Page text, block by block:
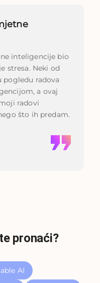
inteligencije bio
stresa. Neki od
radova
a ovaj
radovi
što ih predam.
pronaći?
AI